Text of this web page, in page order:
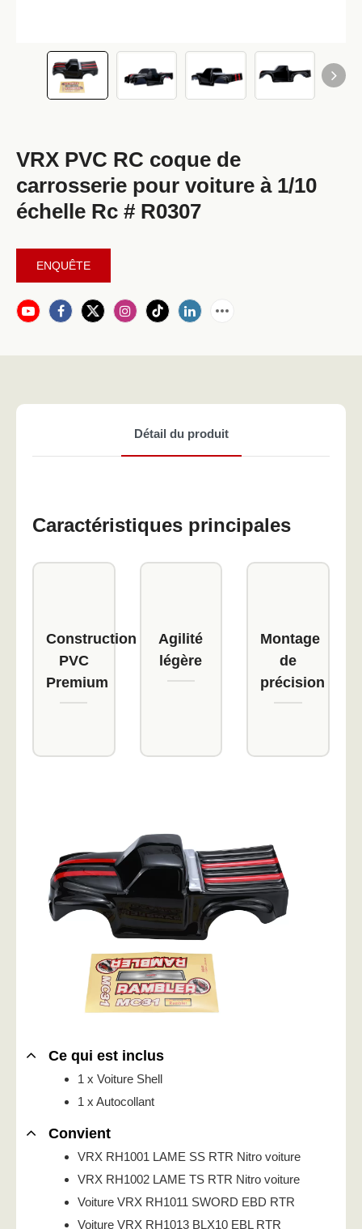
VRX PVC RC coque de
carrosserie pour voiture à 1/10
échelle Rc # R0307
ENQUÊTE
Détail du produit
Caractéristiques principales
Construction
PVC
Premium
Agilité
légère
Montage
de
précision
Ce qui est inclus
1 x Voiture Shell
1 x Autocollant
Convient
VRX RH1001 LAME SS RTR Nitro voiture
VRX RH1002 LAME TS RTR Nitro voiture
Voiture VRX RH1011 SWORD EBD RTR
Voiture VRX RH1013 BLX10 EBL RTR